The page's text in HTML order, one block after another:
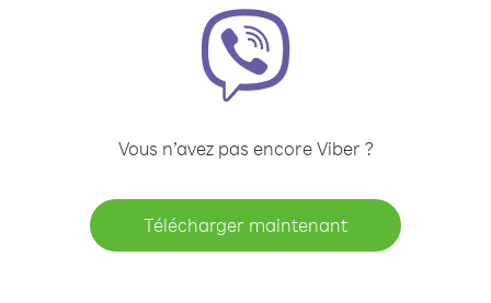
Vous n’avez pas encore Viber ?
Télécharger maintenant